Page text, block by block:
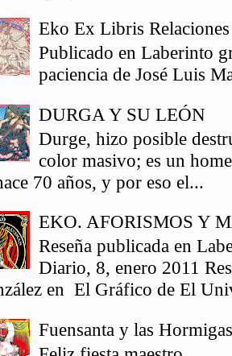
Eko Ex Libris
Publicado en Laberinto
paciencia de José Luis
DURGA Y SU LEÓN
Durge, hizo posible
color masivo; es un
70 años, y por eso el...
EKO. AFORISMOS Y
Reseña publicada en
Diario, 8, enero 2011
en El Gráfico de El
Fuensanta y las